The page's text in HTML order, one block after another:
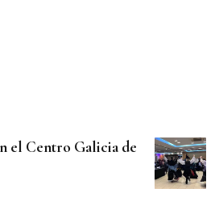
el Centro Galicia de